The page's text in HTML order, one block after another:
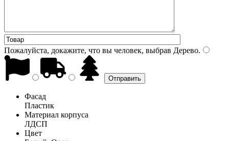
Пожалуйста, докажите, что вы человек, выбрав Дерево.
Фасад
Пластик
Материал корпуса
ЛДСП
Цвет